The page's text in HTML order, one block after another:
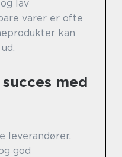
lav
varer er ofte
kan
med
leverandører,
god